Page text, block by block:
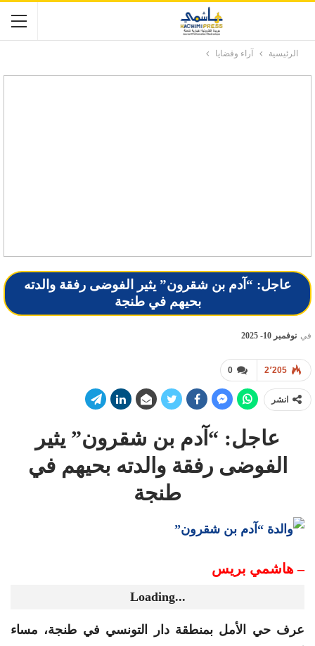
الرئيسية آراء وقضايا
عاجل: “آدم بن شقرون” يثير الفوضى رفقة والدته
بحيهم في طنجة
في نوفمبر 10- 2025
0 2٬205
انشر
عاجل: “آدم بن شقرون” يثير
الفوضى رفقة والدته بحيهم في
طنجة
– هاشمي بريس
Loading...
عرف حي الأمل بمنطقة دار التونسي في طنجة، مساء